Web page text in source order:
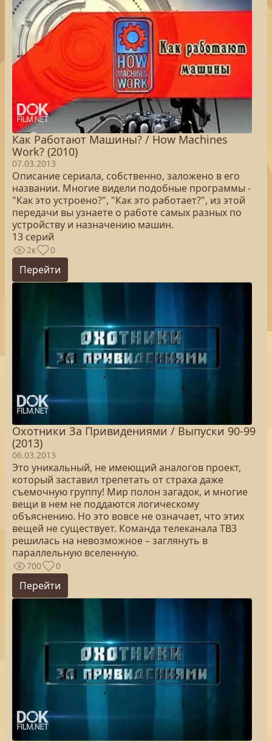
Как Работают Машины? / How Machines
Work? (2010)
07.03.2013
Описание сериала, собственно, заложено в его
названии. Многие видели подобные программы -
"Как это устроено?", "Как это работает?", из этой
передачи вы узнаете о работе самых разных по
устройству и назначению машин.
13 серий
2к 0
Перейти
Охотники За Привидениями / Выпуски 90-99
(2013)
06.03.2013
Это уникальный, не имеющий аналогов проект,
который заставил трепетать от страха даже
съемочную группу! Мир полон загадок, и многие
вещи в нем не поддаются логическому
объяснению. Но это вовсе не означает, что этих
вещей не существует. Команда телеканала ТВ3
решилась на невозможное – заглянуть в
параллельную вселенную.
700 0
Перейти